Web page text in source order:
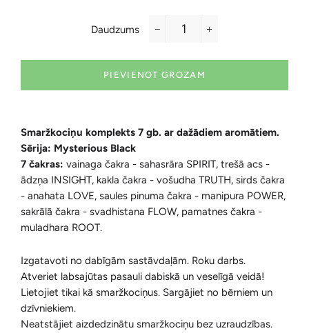
Daudzums
PIEVIENOT GROZAM
Smaržkociņu komplekts 7 gb. ar dažādiem aromātiem.
Sērija: Mysterious Black
7 čakras: vainaga čakra - sahasrāra SPIRIT, trešā acs -
ādzņa INSIGHT, kakla čakra - vošudha TRUTH, sirds čakra
- anahata LOVE, saules pinuma čakra - manipura POWER,
sakrālā čakra - svadhistana FLOW, pamatnes čakra -
muladhara ROOT.
Izgatavoti no dabīgām sastāvdaļām. Roku darbs.
Atveriet labsajūtas pasauli dabiskā un veselīgā veidā!
Lietojiet tikai kā smaržkociņus. Sargājiet no bērniem un
dzīvniekiem.
Neatstājiet aizdedzinātu smaržkociņu bez uzraudzības.